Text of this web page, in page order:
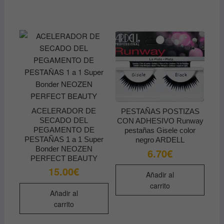
Las
ACELERADOR DE
SECADO DEL
PEGAMENTO DE
PESTAÑAS 1 a 1 Super
Bonder NEOZEN
PERFECT BEAUTY
15.00€
Añadir al
carrito
PESTAÑAS POSTIZAS
CON ADHESIVO Runway
pestañas Gisele color
negro ARDELL
6.70€
Añadir al
carrito